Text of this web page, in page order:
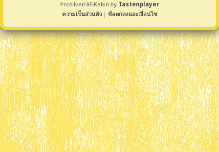
ProsilverHiFiKabin by Tastenplayer
ความเป็นส่วนตัว| ข้อตกลงและเงื่อนไข